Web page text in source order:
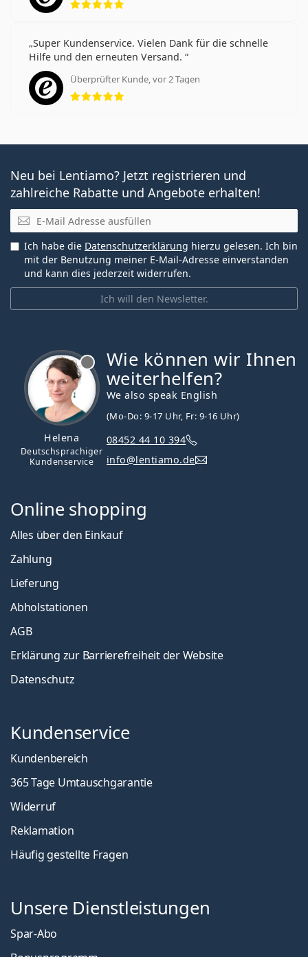
Super Kundenservice. Vielen Dank für die schnelle
Hilfe und den erneuten Versand.
Überprüfter Kunde, vor 2 Tagen
Bewertung 5 aus 5
Neu bei Lentiamo? Jetzt registrieren und
zahlreiche Rabatte und Angebote erhalten!
E-Mail
Ich will den Newsletter.
Ich habe die Datenschutzerklärung hierzu gelesen. Ich bin
mit der Benutzung meiner E-Mail-Adresse einverstanden
und kann dies jederzeit widerrufen.
Helena
Deutschsprachiger
Kundenservice
Wie können wir Ihnen
weiterhelfen?
We also speak English
(Mo-Do: 9-17 Uhr, Fr: 9-16 Uhr)
08452 44 10 394
info@lentiamo.de
Online shopping
Alles über den Einkauf
Zahlung
Lieferung
Abholstationen
AGB
Erklärung zur Barrierefreiheit der Website
Datenschutz
Kundenservice
Kundenbereich
365 Tage Umtauschgarantie
Widerruf
Reklamation
Häufig gestellte Fragen
Unsere Dienstleistungen
Spar-Abo